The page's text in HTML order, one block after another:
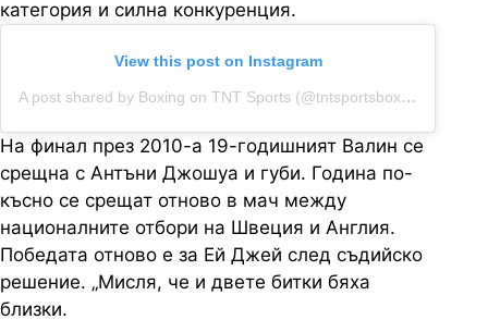
категория и силна конкуренция.
View this post on Instagram
A post shared by Boxing on TNT Sports (@tntsportsboxing)
На финал през 2010-а 19-годишният Валин се
срещна с Антъни Джошуа и губи. Година по-
късно се срещат отново в мач между
националните отбори на Швеция и Англия.
Победата отново е за Ей Джей след съдийско
решение. „Мисля, че и двете битки бяха
близки.